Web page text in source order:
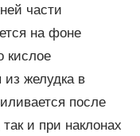
части
на фоне
кислое
желудка в
после
и при наклонах